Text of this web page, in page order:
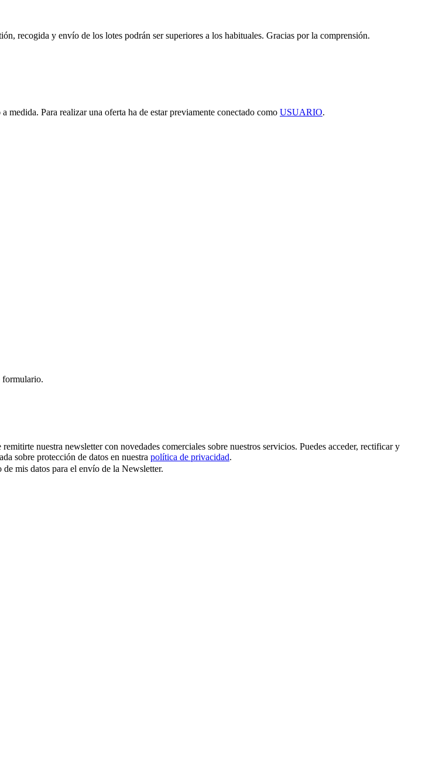
recogida y envío de los lotes podrán ser superiores a los habituales. Gracias por la comprensión.
medida. Para realizar una oferta ha de estar previamente conectado como USUARIO.
formulario.
nuestra newsletter con novedades comerciales sobre nuestros servicios. Puedes acceder, rectificar y
sobre protección de datos en nuestra política de privacidad.
de mis datos para el envío de la Newsletter.